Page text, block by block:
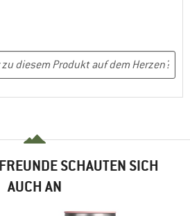
SCHAUTEN SICH
AUCH AN